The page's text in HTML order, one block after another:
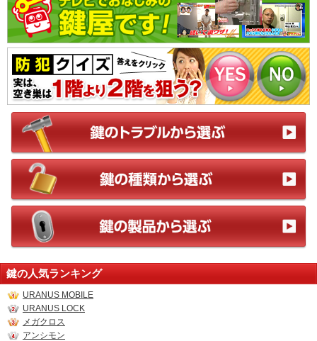
鍵の人気ランキング
URANUS MOBILE
URANUS LOCK
メガクロス
アンシモン